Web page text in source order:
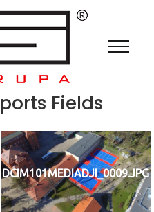
Fields
DCIM101MEDIADJI_0009.JPG